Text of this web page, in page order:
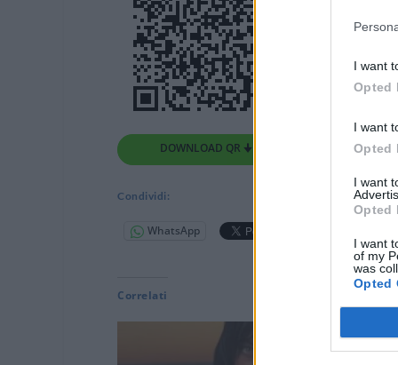
I want
Opted
I want
Opted
I want
Opted
I want
of my
was
Opted
DOWNLOAD QR 🠋
Condividi:
WhatsApp
Correlati
al via il